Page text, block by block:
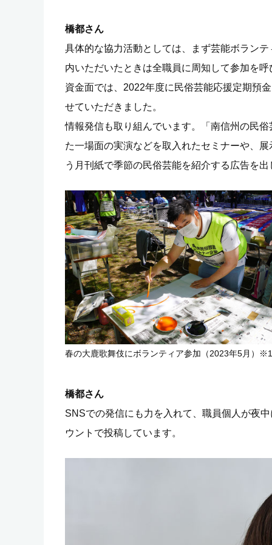
橋都さん
具体的な協力活動としては、まず芸能ボラン
内いただいたときは全職員に周知して参加を
資金面では、2022年度に民俗芸能応援定期預
せていただきました。
情報発信も取り組んでいます。
「南信州の民
た一場面の実演などを取入れたセミナーや、展
う月刊紙で季節の民俗芸能を紹介する広告を
春の大鹿歌舞伎にボランティア参加（2023年5月）※1
橋都さん
SNSでの発信にも力を入れて、職員個人が夜
ウントで投稿しています。